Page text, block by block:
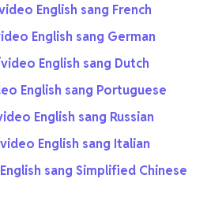
English sang French
English sang German
English sang Dutch
English sang Portuguese
English sang Russian
English sang Italian
sang Simplified Chinese